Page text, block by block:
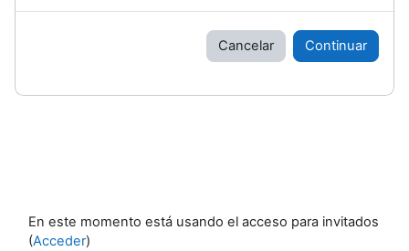
Cancelar Continuar
En este momento está usando el acceso para invitados
(Acceder)